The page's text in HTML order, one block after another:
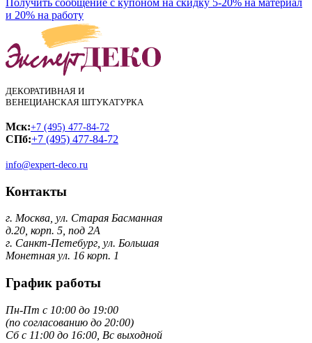
Получить сообщение с купоном на скидку 5-20% на материал
и 20% на работу
ДЕКОРАТИВНАЯ И
ВЕНЕЦИАНСКАЯ ШТУКАТУРКА
Мск:+7 (495) 477-84-72
СПб:+7 (495) 477-84-72
info@expert-deco.ru
Контакты
г. Москва, ул. Старая Басманная
д.20, корп. 5, под 2А
г. Санкт-Петебург, ул. Большая
Монетная ул. 16 корп. 1
График работы
Пн-Пт с 10:00 до 19:00
(по согласованию до 20:00)
Сб с 11:00 до 16:00, Вс выходной